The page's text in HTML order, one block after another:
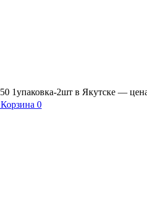
1упаковка-2шт в Якутске —
Корзина 0